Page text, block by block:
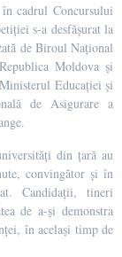
cadrul Concursului
s-a desfășurat la
de Biroul Național
Moldova și
Educației și
de Asigurare a
din țară au
convingător și în
Candidații, tineri
de a-și demonstra
în același timp de